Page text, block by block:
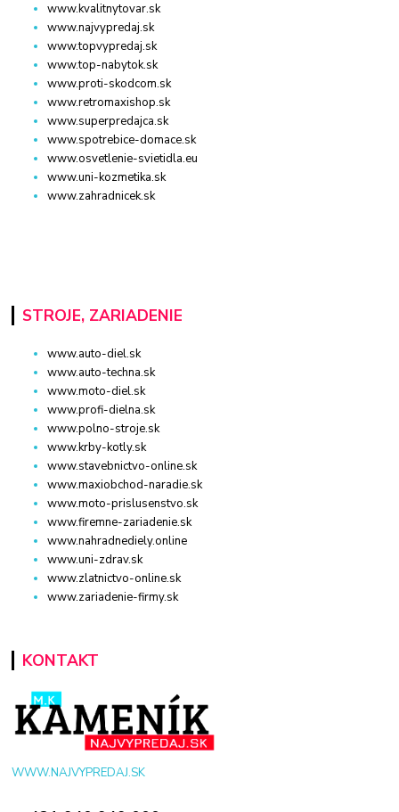
www.kvalitnytovar.sk
www.najvypredaj.sk
www.topvypredaj.sk
www.top-nabytok.sk
www.proti-skodcom.sk
www.retromaxishop.sk
www.superpredajca.sk
www.spotrebice-domace.sk
www.osvetlenie-svietidla.eu
www.uni-kozmetika.sk
www.zahradnicek.sk
STROJE, ZARIADENIE
www.auto-diel.sk
www.auto-techna.sk
www.moto-diel.sk
www.profi-dielna.sk
www.polno-stroje.sk
www.krby-kotly.sk
www.stavebnictvo-online.sk
www.maxiobchod-naradie.sk
www.moto-prislusenstvo.sk
www.firemne-zariadenie.sk
www.nahradnediely.online
www.uni-zdrav.sk
www.zlatnictvo-online.sk
www.zariadenie-firmy.sk
KONTAKT
WWW.NAJVYPREDAJ.SK